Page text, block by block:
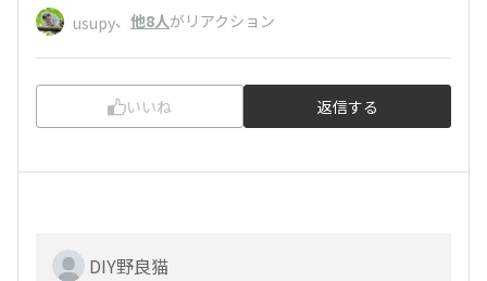
usupy、 他8人がリアクション
いいね 返信する
DIY野良猫